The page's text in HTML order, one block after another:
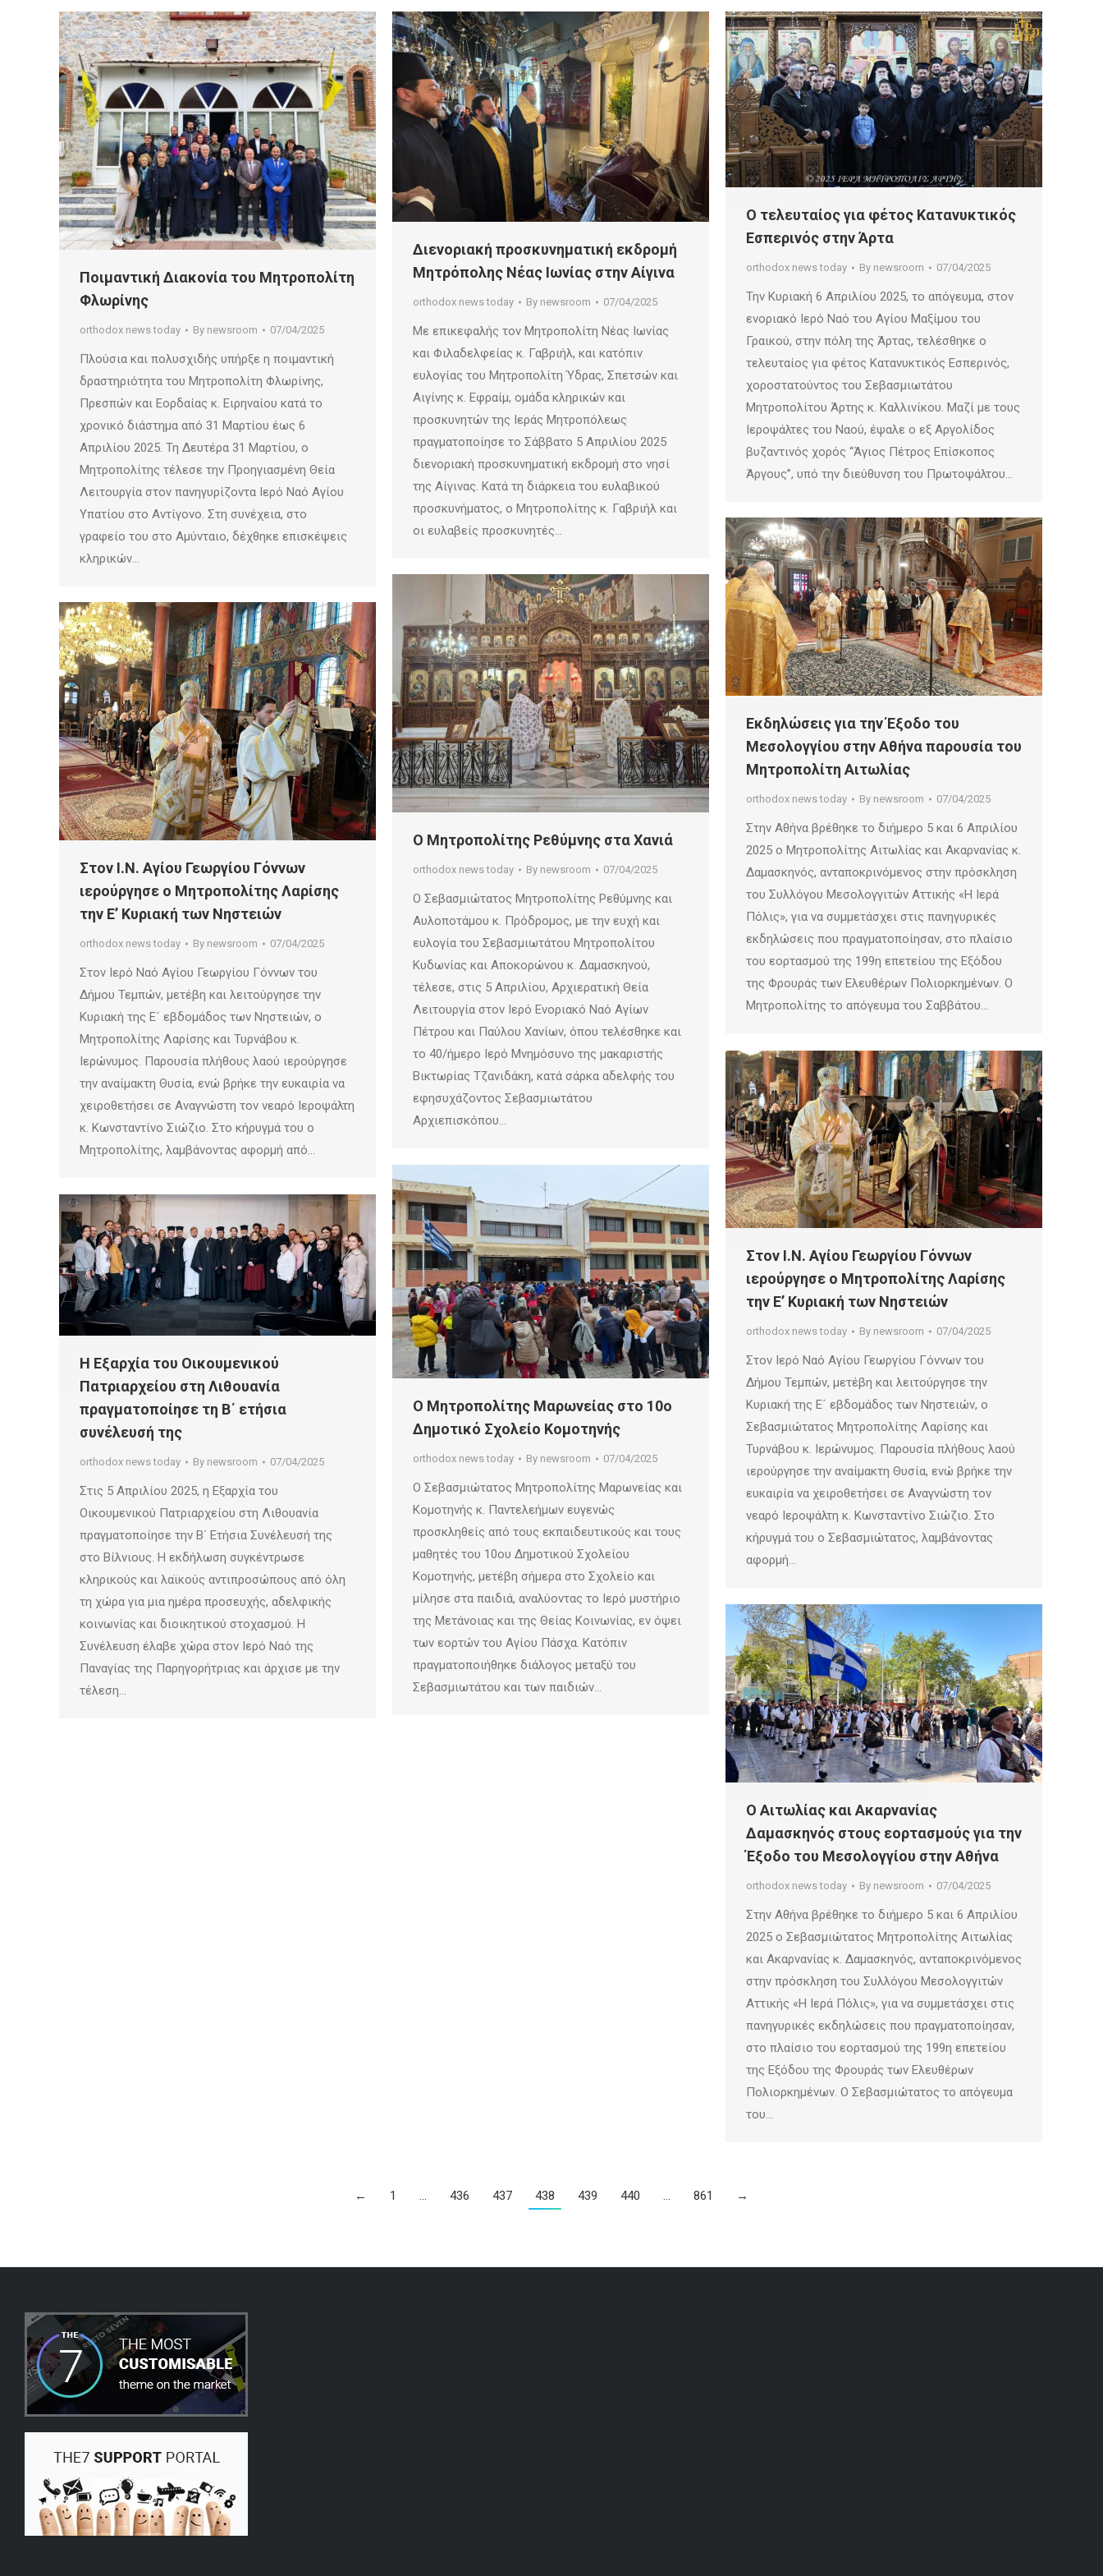
Ποιμαντική Διακονία του Μητροπολίτη
Φλωρίνης
orthodox news today By newsroom 07/04/2025
Πλούσια και πολυσχιδής υπήρξε η ποιμαντική
δραστηριότητα του Μητροπολίτη Φλωρίνης,
Πρεσπών και Εορδαίας κ. Ειρηναίου κατά το
χρονικό διάστημα από 31 Μαρτίου έως 6
Απριλίου 2025. Τη Δευτέρα 31 Μαρτίου, ο
Μητροπολίτης τέλεσε την Προηγιασμένη Θεία
Λειτουργία στον πανηγυρίζοντα Ιερό Ναό Αγίου
Υπατίου στο Αντίγονο. Στη συνέχεια, στο
γραφείο του στο Αμύνταιο, δέχθηκε επισκέψεις
κληρικών…
Διενοριακή προσκυνηματική εκδρομή
Μητρόπολης Νέας Ιωνίας στην Αίγινα
orthodox news today By newsroom 07/04/2025
Με επικεφαλής τον Μητροπολίτη Νέας Ιωνίας
και Φιλαδελφείας κ. Γαβριήλ, και κατόπιν
ευλογίας του Μητροπολίτη Ύδρας, Σπετσών και
Αιγίνης κ. Εφραίμ, ομάδα κληρικών και
προσκυνητών της Ιεράς Μητροπόλεως
πραγματοποίησε το Σάββατο 5 Απριλίου 2025
διενοριακή προσκυνηματική εκδρομή στο νησί
της Αίγινας. Κατά τη διάρκεια του ευλαβικού
προσκυνήματος, ο Μητροπολίτης κ. Γαβριήλ και
οι ευλαβείς προσκυνητές…
Ο τελευταίος για φέτος Κατανυκτικός
Εσπερινός στην Άρτα
orthodox news today By newsroom 07/04/2025
Την Κυριακή 6 Απριλίου 2025, το απόγευμα, στον
ενοριακό Ιερό Ναό του Αγίου Μαξίμου του
Γραικού, στην πόλη της Άρτας, τελέσθηκε ο
τελευταίος για φέτος Κατανυκτικός Εσπερινός,
χοροστατούντος του Σεβασμιωτάτου
Μητροπολίτου Άρτης κ. Καλλινίκου. Μαζί με τους
Ιεροψάλτες του Ναού, έψαλε ο εξ Αργολίδος
βυζαντινός χορός “Άγιος Πέτρος Επίσκοπος
Άργους”, υπό την διεύθυνση του Πρωτοψάλτου…
Εκδηλώσεις για την Έξοδο του
Μεσολογγίου στην Αθήνα παρουσία του
Μητροπολίτη Αιτωλίας
orthodox news today By newsroom 07/04/2025
Στην Αθήνα βρέθηκε το διήμερο 5 και 6 Απριλίου
2025 ο Μητροπολίτης Αιτωλίας και Ακαρνανίας κ.
Δαμασκηνός, ανταποκρινόμενος στην πρόσκληση
του Συλλόγου Μεσολογγιτών Αττικής «Η Ιερά
Πόλις», για να συμμετάσχει στις πανηγυρικές
εκδηλώσεις που πραγματοποίησαν, στο πλαίσιο
του εορτασμού της 199η επετείου της Εξόδου
της Φρουράς των Ελευθέρων Πολιορκημένων. Ο
Μητροπολίτης το απόγευμα του Σαββάτου…
Ο Μητροπολίτης Ρεθύμνης στα Χανιά
orthodox news today By newsroom 07/04/2025
Ο Σεβασμιώτατος Μητροπολίτης Ρεθύμνης και
Αυλοποτάμου κ. Πρόδρομος, με την ευχή και
ευλογία του Σεβασμιωτάτου Μητροπολίτου
Κυδωνίας και Αποκορώνου κ. Δαμασκηνού,
τέλεσε, στις 5 Απριλίου, Αρχιερατική Θεία
Λειτουργία στον Ιερό Ενοριακό Ναό Αγίων
Πέτρου και Παύλου Χανίων, όπου τελέσθηκε και
το 40/ήμερο Ιερό Μνημόσυνο της μακαριστής
Βικτωρίας Τζανιδάκη, κατά σάρκα αδελφής του
εφησυχάζοντος Σεβασμιωτάτου
Αρχιεπισκόπου…
Στον Ι.Ν. Αγίου Γεωργίου Γόννων
ιερούργησε ο Μητροπολίτης Λαρίσης
την Ε’ Κυριακή των Νηστειών
orthodox news today By newsroom 07/04/2025
Στον Ιερό Ναό Αγίου Γεωργίου Γόννων του
Δήμου Τεμπών, μετέβη και λειτούργησε την
Κυριακή της Ε´ εβδομάδος των Νηστειών, ο
Μητροπολίτης Λαρίσης και Τυρνάβου κ.
Ιερώνυμος. Παρουσία πλήθους λαού ιερούργησε
την αναίμακτη Θυσία, ενώ βρήκε την ευκαιρία να
χειροθετήσει σε Αναγνώστη τον νεαρό Ιεροψάλτη
κ. Κωνσταντίνο Σιώζιο. Στο κήρυγμά του ο
Μητροπολίτης, λαμβάνοντας αφορμή από…
Στον Ι.Ν. Αγίου Γεωργίου Γόννων
ιερούργησε ο Μητροπολίτης Λαρίσης
την Ε’ Κυριακή των Νηστειών
orthodox news today By newsroom 07/04/2025
Στον Ιερό Ναό Αγίου Γεωργίου Γόννων του
Δήμου Τεμπών, μετέβη και λειτούργησε την
Κυριακή της Ε´ εβδομάδος των Νηστειών, ο
Σεβασμιώτατος Μητροπολίτης Λαρίσης και
Τυρνάβου κ. Ιερώνυμος. Παρουσία πλήθους λαού
ιερούργησε την αναίμακτη Θυσία, ενώ βρήκε την
ευκαιρία να χειροθετήσει σε Αναγνώστη τον
νεαρό Ιεροψάλτη κ. Κωνσταντίνο Σιώζιο. Στο
κήρυγμά του ο Σεβασμιώτατος, λαμβάνοντας
αφορμή…
Ο Μητροπολίτης Μαρωνείας στο 10ο
Δημοτικό Σχολείο Κομοτηνής
orthodox news today By newsroom 07/04/2025
Ο Σεβασμιώτατος Μητροπολίτης Μαρωνείας και
Κομοτηνής κ. Παντελεήμων ευγενώς
προσκληθείς από τους εκπαιδευτικούς και τους
μαθητές του 10ου Δημοτικού Σχολείου
Κομοτηνής, μετέβη σήμερα στο Σχολείο και
μίλησε στα παιδιά, αναλύοντας το Ιερό μυστήριο
της Μετάνοιας και της Θείας Κοινωνίας, εν όψει
των εορτών του Αγίου Πάσχα. Κατόπιν
πραγματοποιήθηκε διάλογος μεταξύ του
Σεβασμιωτάτου και των παιδιών…
Η Εξαρχία του Οικουμενικού
Πατριαρχείου στη Λιθουανία
πραγματοποίησε τη Β΄ ετήσια
συνέλευσή της
orthodox news today By newsroom 07/04/2025
Στις 5 Απριλίου 2025, η Εξαρχία του
Οικουμενικού Πατριαρχείου στη Λιθουανία
πραγματοποίησε την Β΄ Ετήσια Συνέλευσή της
στο Βίλνιους. Η εκδήλωση συγκέντρωσε
κληρικούς και λαϊκούς αντιπροσώπους από όλη
τη χώρα για μια ημέρα προσευχής, αδελφικής
κοινωνίας και διοικητικού στοχασμού. Η
Συνέλευση έλαβε χώρα στον Ιερό Ναό της
Παναγίας της Παρηγορήτριας και άρχισε με την
τέλεση…
Ο Αιτωλίας και Ακαρνανίας
Δαμασκηνός στoυς εορτασμούς για την
Έξοδο του Μεσολογγίου στην Αθήνα
orthodox news today By newsroom 07/04/2025
Στην Αθήνα βρέθηκε το διήμερο 5 και 6 Απριλίου
2025 ο Σεβασμιώτατος Μητροπολίτης Αιτωλίας
και Ακαρνανίας κ. Δαμασκηνός, ανταποκρινόμενος
στην πρόσκληση του Συλλόγου Μεσολογγιτών
Αττικής «Η Ιερά Πόλις», για να συμμετάσχει στις
πανηγυρικές εκδηλώσεις που πραγματοποίησαν,
στο πλαίσιο του εορτασμού της 199η επετείου
της Εξόδου της Φρουράς των Ελευθέρων
Πολιορκημένων. Ο Σεβασμιώτατος το απόγευμα
του…
← 1 … 436 437 438 439 440 … 861 →